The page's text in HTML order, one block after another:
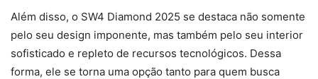
Além disso, o SW4 Diamond 2025 se destaca não somente
pelo seu design imponente, mas também pelo seu interior
sofisticado e repleto de recursos tecnológicos. Dessa
forma, ele se torna uma opção tanto para quem busca